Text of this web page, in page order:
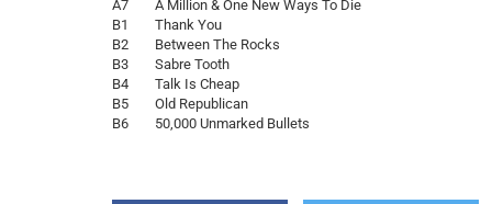
A7 A Million & One New Ways To Die
B1 Thank You
B2 Between The Rocks
B3 Sabre Tooth
B4 Talk Is Cheap
B5 Old Republican
B6 50,000 Unmarked Bullets